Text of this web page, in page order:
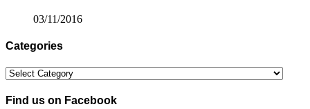
03/11/2016
Categories
Categories
Find us on Facebook